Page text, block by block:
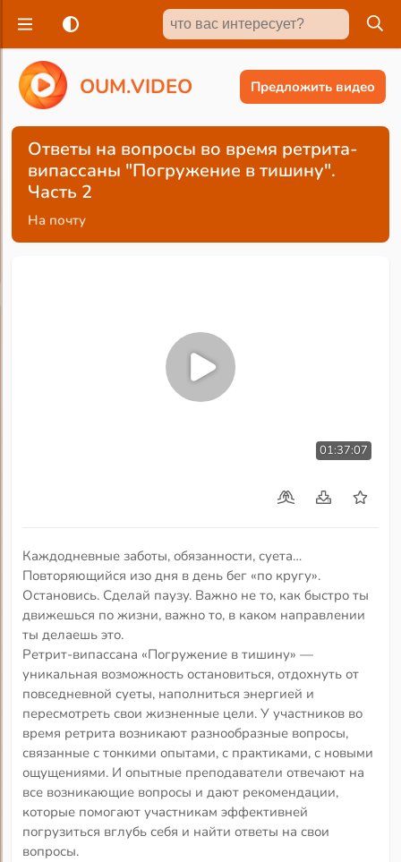
OUM.VIDEO Предложить видео
Ответы на вопросы во время ретрита-
випассаны "Погружение в тишину".
Часть 2
На почту
01:37:07
Каждодневные заботы, обязанности, суета…
Повторяющийся изо дня в день бег «по кругу».
Остановись. Сделай паузу. Важно не то, как быстро ты
движешься по жизни, важно то, в каком направлении
ты делаешь это.
Ретрит-випассана «Погружение в тишину» —
уникальная возможность остановиться, отдохнуть от
повседневной суеты, наполниться энергией и
пересмотреть свои жизненные цели. У участников во
время ретрита возникают разнообразные вопросы,
связанные с тонкими опытами, с практиками, с новыми
ощущениями. И опытные преподаватели отвечают на
все возникающие вопросы и дают рекомендации,
которые помогают участникам эффективней
погрузиться вглубь себя и найти ответы на свои
вопросы.